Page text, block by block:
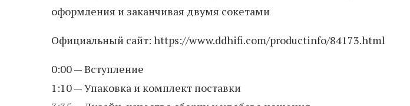
оформления и заканчивая двумя сокетами
Официальный сайт: https://www.ddhifi.com/productinfo/84173.html
0:00 — Вступление
1:10 — Упаковка и комплект поставки